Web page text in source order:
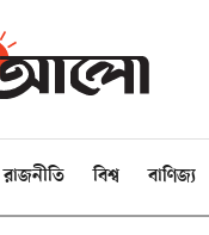
রাজনীতি বিশ্ব বাণিজ্য